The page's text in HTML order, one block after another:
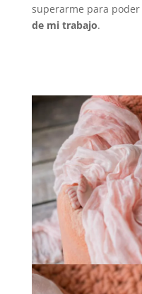
superarme para poder
de mi trabajo.